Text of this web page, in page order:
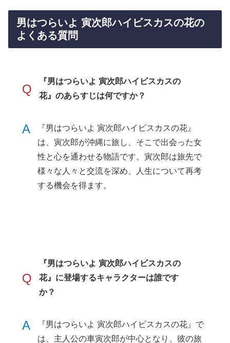
男はつらいよ 寅次郎ハイビスカスの花の
よくある質問
Q
『男はつらいよ 寅次郎ハイビスカスの
花』のあらすじは何ですか？
A
『男はつらいよ 寅次郎ハイビスカスの花』
は、寅次郎が沖縄に旅し、そこで出会った女
性と心を通わせる物語です。寅次郎は旅先で
様々な人々と交流を深め、人生について再考
する機会を得ます。
Q
『男はつらいよ 寅次郎ハイビスカスの
花』に登場するキャラクターは誰です
か？
A
『男はつらいよ 寅次郎ハイビスカスの花』で
は、主人公の車寅次郎が中心となり、彼の旅